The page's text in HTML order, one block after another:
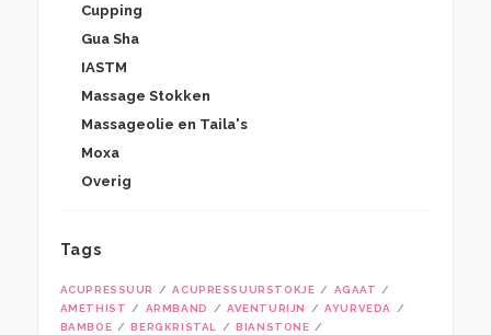
Cupping
Gua Sha
IASTM
Massage Stokken
Massageolie en Taila's
Moxa
Overig
Tags
ACUPRESSUUR ACUPRESSUURSTOKJE
AGAAT
AMETHIST
ARMBAND AVENTURIJN
AYURVEDA
BAMBOE
BERGKRISTAL
BIANSTONE